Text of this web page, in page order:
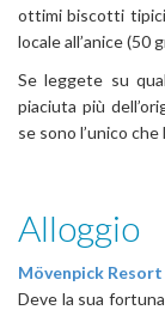
ottimi biscotti tipici
locale all’anice (50
Se leggete su
piaciuta più
se sono l’unico
Alloggio
Mövenpick
Deve la sua